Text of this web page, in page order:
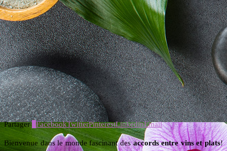
Partager FacebookTwitterPinterestLinkedinEmail
Bienvenue dans le monde fascinant desaccords entre vins et plats!